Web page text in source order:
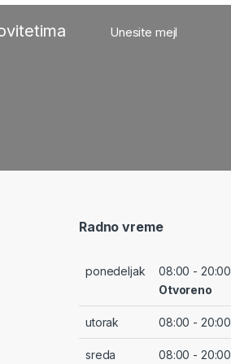
Unesite mejl
Radno vreme
ponedeljak
08:00 - 20:00
Otvoreno
utorak 08:00 - 20:00
sreda 08:00 - 20:00